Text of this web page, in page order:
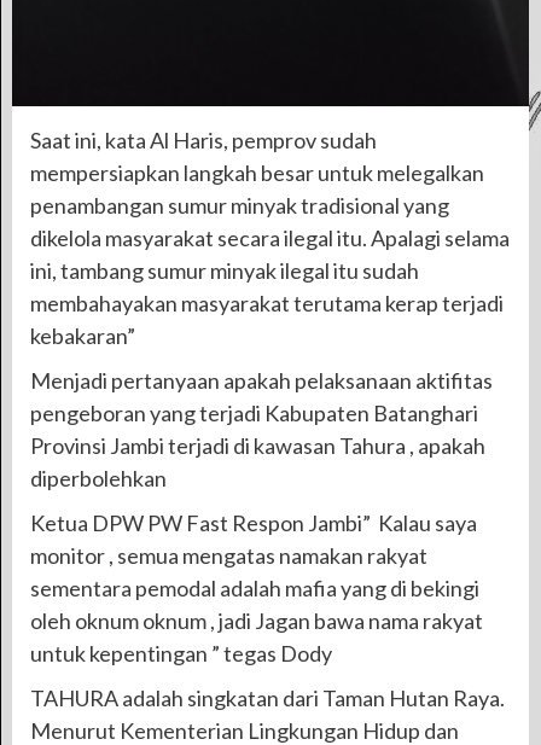
Saat ini, kata Al Haris, pemprov sudah
mempersiapkan langkah besar untuk melegalkan
penambangan sumur minyak tradisional yang
dikelola masyarakat secara ilegal itu. Apalagi selama
ini, tambang sumur minyak ilegal itu sudah
membahayakan masyarakat terutama kerap terjadi
kebakaran”
Menjadi pertanyaan apakah pelaksanaan aktifitas
pengeboran yang terjadi Kabupaten Batanghari
Provinsi Jambi terjadi di kawasan Tahura , apakah
diperbolehkan
Ketua DPW PW Fast Respon Jambi” Kalau saya
monitor , semua mengatas namakan rakyat
sementara pemodal adalah mafia yang di bekingi
oleh oknum oknum , jadi Jagan bawa nama rakyat
untuk kepentingan ” tegas Dody
TAHURA adalah singkatan dari Taman Hutan Raya.
Menurut Kementerian Lingkungan Hidup dan